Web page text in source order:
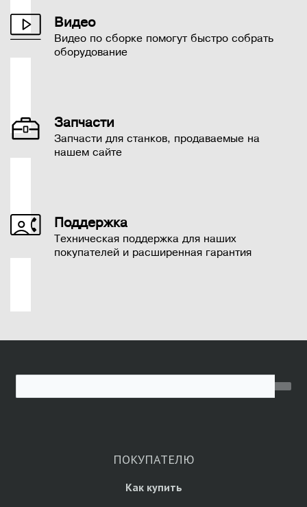
Видео
Видео по сборке помогут быстро собрать
оборудование
Запчасти
Запчасти для станков, продаваемые на
нашем сайте
Поддержка
Техническая поддержка для наших
покупателей и расширенная гарантия
ПОКУПАТЕЛЮ
Как купить